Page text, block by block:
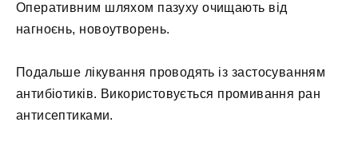
Оперативним шляхом пазуху очищають від
нагноєнь, новоутворень.
Подальше лікування проводять із застосуванням
антибіотиків. Використовується промивання ран
антисептиками.